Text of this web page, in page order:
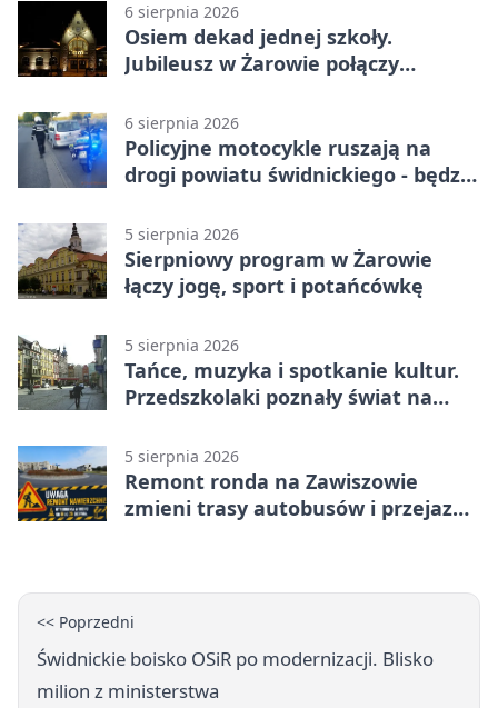
6 sierpnia 2026
Osiem dekad jednej szkoły.
Jubileusz w Żarowie połączy
6 sierpnia 2026
Policyjne motocykle ruszają na
drogi powiatu świdnickiego - będzie
5 sierpnia 2026
Sierpniowy program w Żarowie
łączy jogę, sport i potańcówkę
5 sierpnia 2026
Tańce, muzyka i spotkanie kultur.
Przedszkolaki poznały świat na
5 sierpnia 2026
Remont ronda na Zawiszowie
zmieni trasy autobusów i przejazd
<< Poprzedni
Świdnickie boisko OSiR po modernizacji. Blisko
milion z ministerstwa